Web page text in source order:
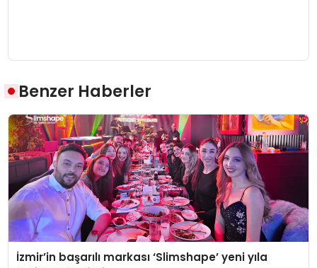
Benzer Haberler
İzmir’in başarılı markası ‘Slimshape’ yeni yıla